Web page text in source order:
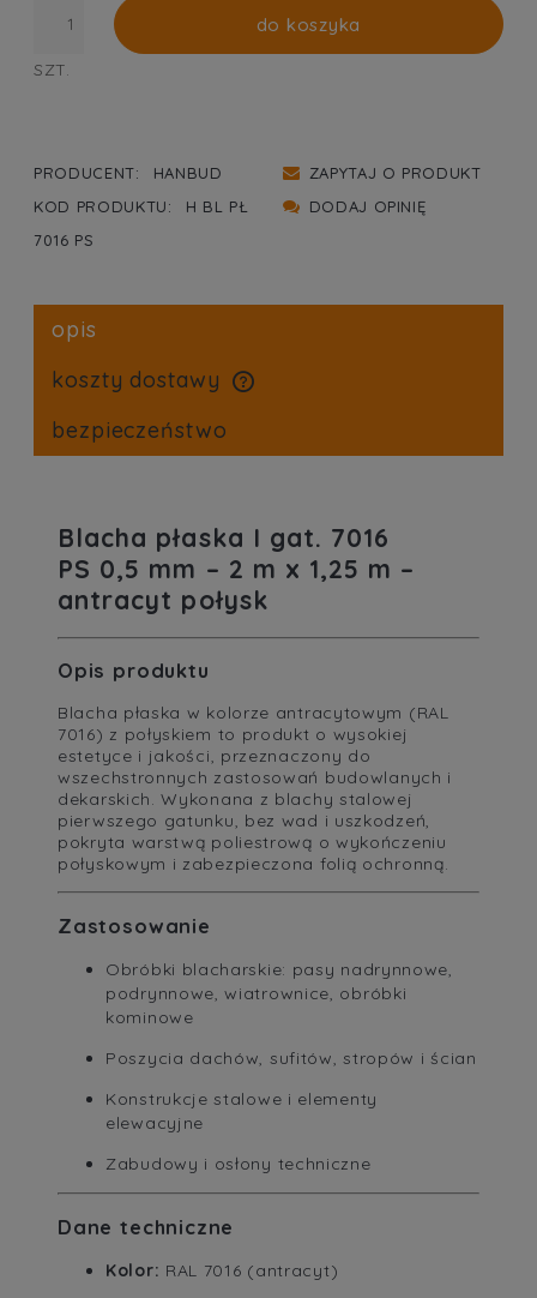
SZT.
do koszyka
PRODUCENT:
HANBUD
KOD PRODUKTU:
H BL PŁ
7016 PS
ZAPYTAJ O PRODUKT
DODAJ OPINIĘ
opis
koszty dostawy
bezpieczeństwo
Blacha płaska I gat. 7016
PS 0,5 mm – 2 m x 1,25 m –
antracyt połysk
Opis produktu
Blacha płaska w kolorze antracytowym (RAL
7016) z połyskiem to produkt o wysokiej
estetyce i jakości, przeznaczony do
wszechstronnych zastosowań budowlanych i
dekarskich. Wykonana z blachy stalowej
pierwszego gatunku, bez wad i uszkodzeń,
pokryta warstwą poliestrową o wykończeniu
połyskowym i zabezpieczona folią ochronną.
Zastosowanie
Obróbki blacharskie: pasy nadrynnowe,
podrynnowe, wiatrownice, obróbki
kominowe
Poszycia dachów, sufitów, stropów i ścian
Konstrukcje stalowe i elementy
elewacyjne
Zabudowy i osłony techniczne
Dane techniczne
Kolor: RAL 7016 (antracyt)